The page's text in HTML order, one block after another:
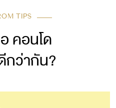
TIPS
คอนโด
กว่ากัน?